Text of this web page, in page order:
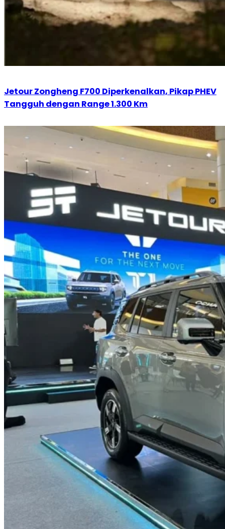
Jetour Zongheng F700 Diperkenalkan, Pikap PHEV
Tangguh dengan Range 1.300 Km